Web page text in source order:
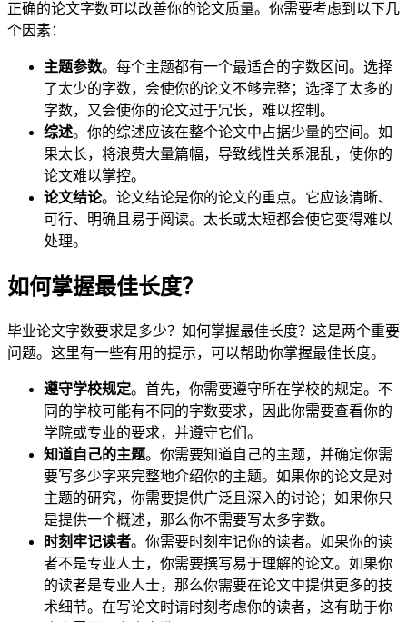
正确的论文字数可以改善你的论文质量。你需要考虑到以下几
个因素：
主题参数。每个主题都有一个最适合的字数区间。选择
了太少的字数，会使你的论文不够完整；选择了太多的
字数，又会使你的论文过于冗长，难以控制。
综述。你的综述应该在整个论文中占据少量的空间。如
果太长，将浪费大量篇幅，导致线性关系混乱，使你的
论文难以掌控。
论文结论。论文结论是你的论文的重点。它应该清晰、
可行、明确且易于阅读。太长或太短都会使它变得难以
处理。
如何掌握最佳长度？
毕业论文字数要求是多少？如何掌握最佳长度？这是两个重要
问题。这里有一些有用的提示，可以帮助你掌握最佳长度。
遵守学校规定。首先，你需要遵守所在学校的规定。不
同的学校可能有不同的字数要求，因此你需要查看你的
学院或专业的要求，并遵守它们。
知道自己的主题。你需要知道自己的主题，并确定你需
要写多少字来完整地介绍你的主题。如果你的论文是对
主题的研究，你需要提供广泛且深入的讨论；如果你只
是提供一个概述，那么你不需要写太多字数。
时刻牢记读者。你需要时刻牢记你的读者。如果你的读
者不是专业人士，你需要撰写易于理解的论文。如果你
的读者是专业人士，那么你需要在论文中提供更多的技
术细节。在写论文时请时刻考虑你的读者，这有助于你